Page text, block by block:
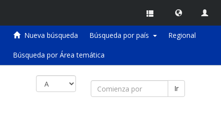
Nueva búsqueda Búsqueda por país Regional
Búsqueda por Área temática
Ir